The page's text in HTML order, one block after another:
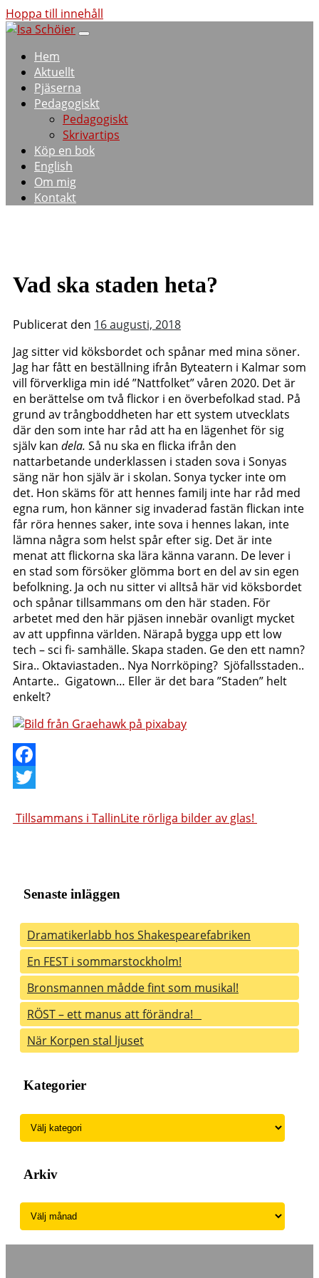
Hoppa till innehåll
Hem
Aktuellt
Pjäserna
Pedagogiskt
Pedagogiskt
Skrivartips
Köp en bok
English
Om mig
Kontakt
Vad ska staden heta?
Publicerat den 16 augusti, 2018
Jag sitter vid köksbordet och spånar med mina söner.
Jag har fått en beställning ifrån Byteatern i Kalmar som
vill förverkliga min idé ”Nattfolket” våren 2020. Det är
en berättelse om två flickor i en överbefolkad stad. På
grund av trångboddheten har ett system utvecklats
där den som inte har råd att ha en lägenhet för sig
själv kan dela. Så nu ska en flicka ifrån den
nattarbetande underklassen i staden sova i Sonyas
säng när hon själv är i skolan. Sonya tycker inte om
det. Hon skäms för att hennes familj inte har råd med
egna rum, hon känner sig invaderad fastän flickan inte
får röra hennes saker, inte sova i hennes lakan, inte
lämna några som helst spår efter sig. Det är inte
menat att flickorna ska lära känna varann. De lever i
en stad som försöker glömma bort en del av sin egen
befolkning. Ja och nu sitter vi alltså här vid köksbordet
och spånar tillsammans om den här staden. För
arbetet med den här pjäsen innebär ovanligt mycket
av att uppfinna världen. Närapå bygga upp ett low
tech – sci fi- samhälle. Skapa staden. Ge den ett namn?
Sira.. Oktaviastaden.. Nya Norrköping? Sjöfallsstaden..
Antarte.. Gigatown… Eller är det bara ”Staden” helt
enkelt?
Facebook
Inläggsnavigering
Tillsammans i TallinLite rörliga bilder av glas!
Senaste inläggen
Dramatikerlabb hos Shakespearefabriken
En FEST i sommarstockholm!
Bronsmannen mådde fint som musikal!
RÖST – ett manus att förändra!
När Korpen stal ljuset
Kategorier
Kategorier
Arkiv
Arkiv